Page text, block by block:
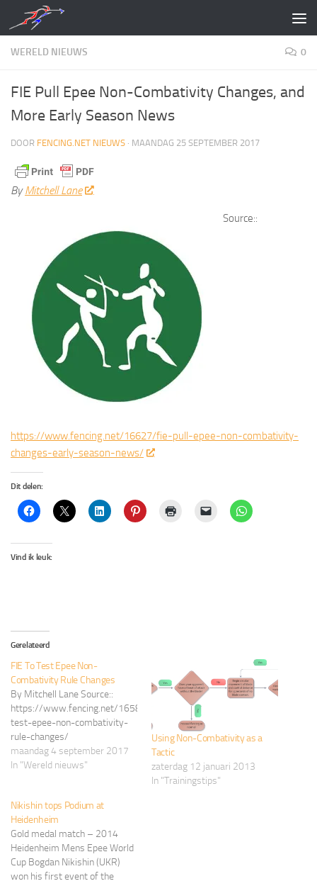
Doorgaan naar inhoud
WERELD NIEUWS 0
FIE Pull Epee Non-Combativity Changes, and
More Early Season News
DOOR FENCING.NET NIEUWS · MAANDAG 25 SEPTEMBER 2017
ByMitchell Lane
Source::
https://www.fencing.net/16627/fie-pull-epee-non-combativity-
changes-early-season-news/
Dit delen:
Vind ik leuk:
Gerelateerd
FIE To Test Epee Non-
Combativity Rule Changes
By Mitchell Lane Source::
https://www.fencing.net/16585/fie-
test-epee-non-combativity-
rule-changes/
maandag 4 september 2017
In "Wereld nieuws"
Using Non-Combativity as a
Tactic
zaterdag 12 januari 2013
In "Trainingstips"
Nikishin tops Podium at
Heidenheim
Gold medal match – 2014
Heidenheim Mens Epee World
Cup Bogdan Nikishin (UKR)
won his first event of the